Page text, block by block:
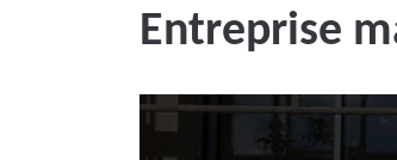
Entreprise